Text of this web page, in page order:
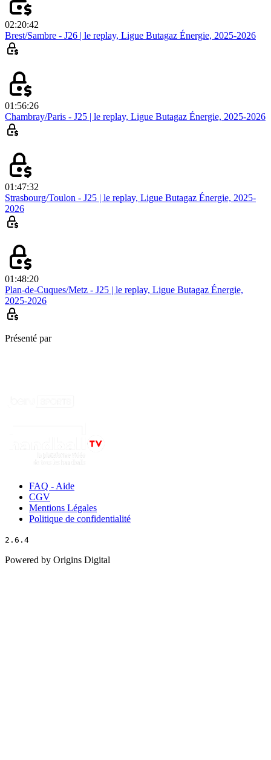
02:20:42
Brest/Sambre - J26 | le replay, Ligue Butagaz Énergie, 2025-2026
01:56:26
Chambray/Paris - J25 | le replay, Ligue Butagaz Énergie, 2025-2026
01:47:32
Strasbourg/Toulon - J25 | le replay, Ligue Butagaz Énergie, 2025-
2026
01:48:20
Plan-de-Cuques/Metz - J25 | le replay, Ligue Butagaz Énergie,
2025-2026
Présenté par
FAQ - Aide
CGV
Mentions Légales
Politique de confidentialité
2.6.4
Powered by Origins Digital